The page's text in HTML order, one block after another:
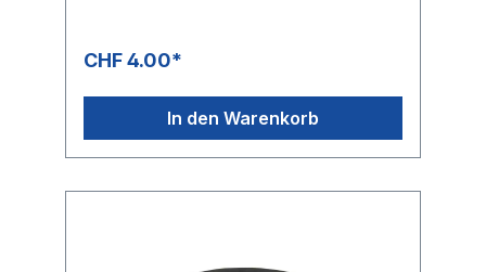
CHF 4.00*
In den Warenkorb